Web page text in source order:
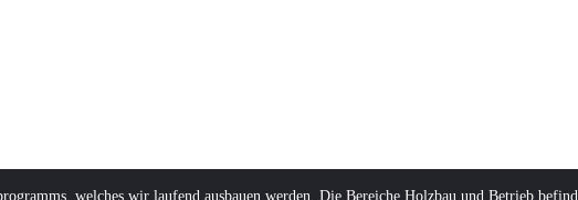
welches wir laufend ausbauen werden. Die Bereiche Holzbau und Betrieb